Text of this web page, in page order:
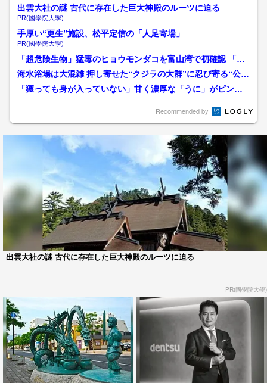
出雲大社の謎 古代に存在した巨大神殿のルーツに迫る
PR(國學院大學)
手厚い“更生”施設、松平定信の「人足寄場」
PR(國學院大學)
「超危険生物」猛毒のヒョウモンダコを富山湾で初確認 「分
布域がどんどん広がってい...
海水浴場は大混雑 押し寄せた“クジラの大群”に忍び寄る“公害
汚染” そして“戦争...
「獲っても身が入っていない」甘く濃厚な「うに」がピン
Recommended by
出雲大社の謎 古代に存在した巨大神殿のルーツに迫る
PR(國學院大學)